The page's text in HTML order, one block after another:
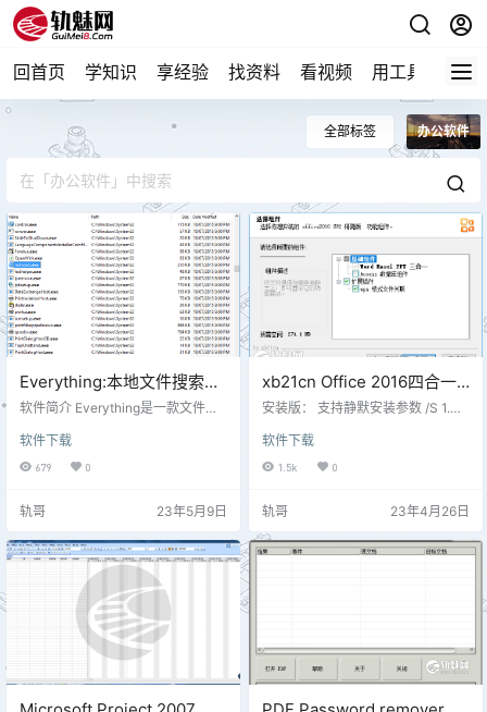
回首页 学知识 享经验 找资料 看视频 用工具 论技
全部标签 办公软件
Everything:本地文件搜索的
利器
软件简介 Everything是一款文件、
之前就会把所用的文件和文件夹都
列出来，这一点与Windows自带的
显示过滤后的文件和目录。 软件特
界面。 快速文件索引。 快速搜索。
快速启动。 最小资源使用。 轻量数
据库。 实时更新。 操作界面
软件下载
679 0
轨哥 23年5月9日
xb21cn Office 2016四合一
精简版
安装版： 支持静默安装参数 /S 1.自
认取消） 2.增加 wps 文件关联（默
认勾选） 3.已集成到2020.9月最新
谐（安装版自行判断分xp和其它系
统版本） 2013及以上版本安装完后
请自行kms鸡活 6、office2016添加
软件下载
1.5k 0
轨哥 23年4月26日